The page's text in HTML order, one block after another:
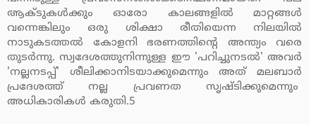
ആക്ടുകള്‍ക്കും ഓരോ കാലങ്ങളില്‍ മാറ്റങ്ങള്‍
വന്നെങ്കിലും ഒരു ശിക്ഷാ രീതിയെന്ന നിലയില്‍
നാടുകടത്തല്‍ കോളനി ഭരണത്തിന്റെ അന്ത്യം വരെ
തുടര്‍ന്നു. സ്വദേശത്തുനിന്നുള്ള ഈ 'പറിച്ചുനടല്‍' അവര്‍
'നല്ലനടപ്പ്' ശീലിക്കാനിടയാക്കുമെന്നും അത് മലബാര്‍
പ്രദേശത്ത് നല്ല പ്രവണത സൃഷ്ടിക്കുമെന്നും
അധികാരികള്‍ കരുതി.5